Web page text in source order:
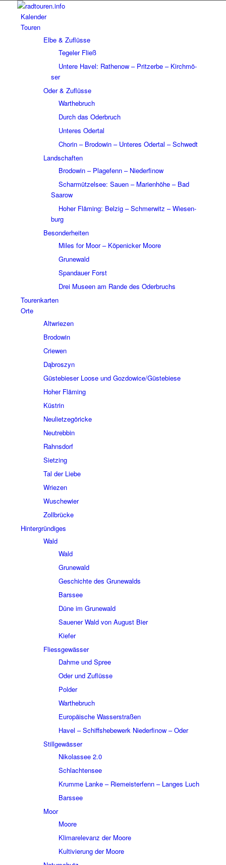
Kalen­der
Touren
Elbe & Zuflüsse
Tege­ler Fließ
Untere Havel: Rathe­now – Prit­zerbe – Kirch­mö­
ser
Oder & Zuflüsse
Wart­he­bruch
Durch das Oder­bruch
Unte­res Oder­tal
Chorin – Brodo­win – Unte­res Oder­tal – Schwedt
Land­schaf­ten
Brodo­win – Plage­fenn – Nieder­fi­now
Schar­müt­zel­see: Sauen – Mari­en­höhe – Bad
Saarow
Hoher Fläming: Belzig – Schmer­witz – Wiesen­
burg
Beson­der­hei­ten
Miles for Moor – Köpe­nicker Moore
Grune­wald
Span­dauer Forst
Drei Museen am Rande des Oder­bruchs
Touren­kar­ten
Orte
Altwrie­zen
Brodo­win
Crie­wen
Dąbros­zyn
Güste­bie­ser Loose und Gozdowice/Güstebiese
Hoher Fläming
Küstrin
Neuliet­ze­gö­ricke
Neutreb­bin
Rahns­dorf
Siet­zing
Tal der Liebe
Wrie­zen
Wusche­wier
Zoll­brücke
Hinter­grün­di­ges
Wald
Wald
Grune­wald
Geschichte des Grune­walds
Bars­see
Düne im Grune­wald
Saue­ner Wald von August Bier
Kiefer
Fliess­ge­wäs­ser
Dahme und Spree
Oder und Zuflüsse
Polder
Wart­he­bruch
Euro­päi­sche Wasser­stra­ßen
Havel – Schiffs­he­be­werk Nieder­fi­now – Oder
Still­ge­wäs­ser
Niko­las­see 2.0
Schlach­ten­see
Krumme Lanke – Riemei­ster­fenn – Langes Luch
Bars­see
Moor
Moore
Klima­re­le­vanz der Moore
Kulti­vie­rung der Moore